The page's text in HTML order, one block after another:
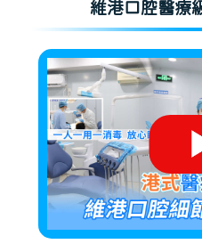
維港口腔醫療